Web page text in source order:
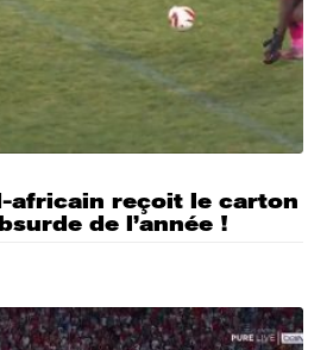
africain reçoit le carton
de l’année !